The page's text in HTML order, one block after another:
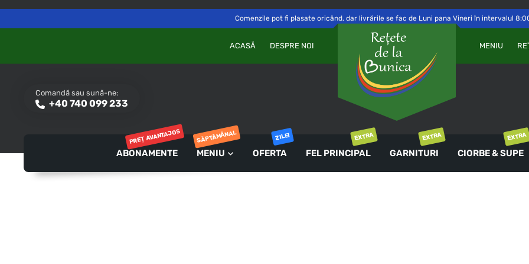
Delivery toSăvinești, NT Switch
Comenzile pot fi plasate oricând, dar livrările se fac de Luni pana Vineri în intervalul
MENIU
ACASĂ DESPRE NOI
Comandă sau sună-ne:
+40 740 099 233
PAROLĂ
AUTENTIFICARE
Ai uitat parola?
ABONAMENTE
PREȚ AVANTAJOS
MENIU
SĂPTĂMÂNAL
OFERTA
ZILEI
FEL PRINCIPAL
EXTRA
GARNITURI
EXTRA
CIORBE & SUPE
EXTRA